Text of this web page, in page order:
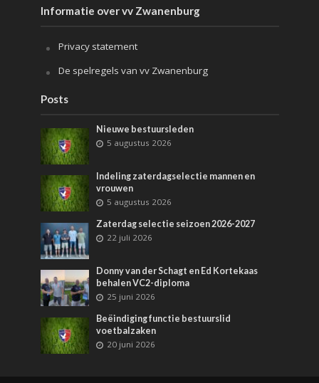
Informatie over vv Zwanenburg
Privacy statement
De spelregels van vv Zwanenburg
Posts
Nieuwe bestuursleden
5 augustus 2026
Indeling zaterdagselectie mannen en
vrouwen
5 augustus 2026
Zaterdag selectie seizoen 2026-2027
22 juli 2026
Donny van der Schagt en Ed Kortekaas
behalen VC2-diploma
25 juni 2026
Beëindiging functie bestuurslid
voetbalzaken
20 juni 2026